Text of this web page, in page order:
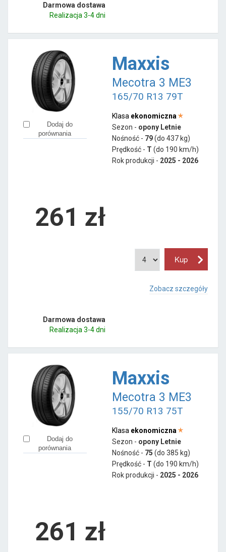
Darmowa dostawa
Realizacja 3-4 dni
Dodaj do
porównania
Maxxis
Mecotra 3 ME3
165/70 R13 79T
Klasa ekonomiczna
Sezon - opony Letnie
Nośność - 79(do 437 kg)
Prędkość - T (do 190 km/h)
Rok produkcji - 2025 - 2026
261 zł
Zobacz szczegóły
Darmowa dostawa
Realizacja 3-4 dni
Dodaj do
porównania
Maxxis
Mecotra 3 ME3
155/70 R13 75T
Klasa ekonomiczna
Sezon - opony Letnie
Nośność - 75 (do 385 kg)
Prędkość - T (do 190 km/h)
Rok produkcji - 2025 - 2026
261 zł